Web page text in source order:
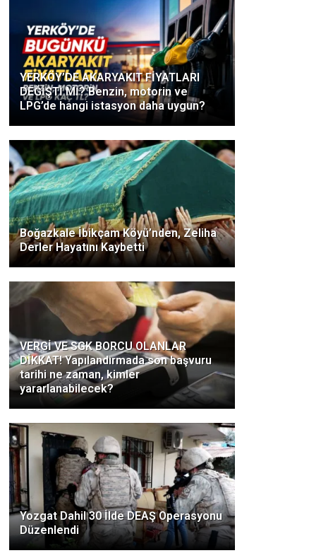
YERKÖY’DE AKARYAKIT FİYATLARI
DEĞİŞTİ Mİ? Benzin, motorin ve
LPG’de hangi istasyon daha uygun?
Boğazkale İbikçam Köyü’nden, Zeliha
Derler Hayatını Kaybetti
VERGİ VE SGK BORCU OLANLAR
DİKKAT! Yapılandırmada son başvuru
tarihi ne zaman, kimler
yararlanabilecek?
Yozgat Dahil 30 İlde DEAŞ Operasyonu
Düzenlendi